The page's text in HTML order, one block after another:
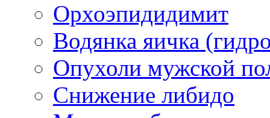
Орхоэпидидимит
Водянка яичка
Опухоли мужской
Снижение либидо